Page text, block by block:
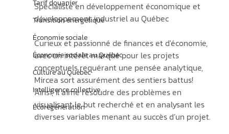
Tarif douanier
Transition énergétique
Économie sociale
Économie sociale au Québec
Culture au Québec
Intelligence collective
Écorégénération
Spécialiste en développement économique et
développement industriel au Québec
Curieux et passionné de finances et d'économie,
avec un intérêt marqué pour les projets
conceptuels requérant une pensée analytique,
Mircea sort assurément des sentiers battus!
Ainsi, il aime résoudre des problèmes en
visualisant le but recherché et en analysant les
diverses variables menant au succès d’un projet.